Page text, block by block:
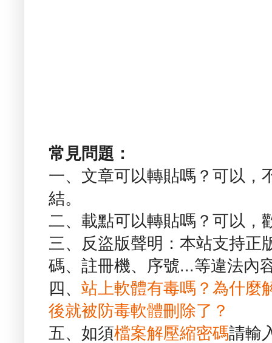
常見問題：
一、文章可以轉貼嗎？可以，
結。
二、載點可以轉貼嗎？可以，
三、反盜版聲明：本站支持正
碼、註冊機、序號...等違法內
四、 站上軟體有毒嗎？為什麼
後就被防毒軟體刪除了？
五、如須檔案解壓縮密碼請輸